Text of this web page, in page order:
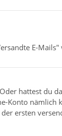
E-Mails"
hattest du
Konto nämlich
ersten